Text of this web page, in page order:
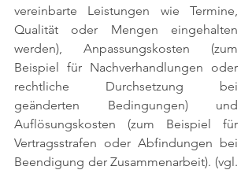
vereinbarte Leistungen wie Termine,
Qualität oder Mengen eingehalten
werden), Anpassungskosten (zum
Beispiel für Nachverhandlungen oder
rechtliche Durchsetzung bei
geänderten Bedingungen) und
Auflösungskosten (zum Beispiel für
Vertragsstrafen oder Abfindungen bei
Beendigung der Zusammenarbeit). (vgl.